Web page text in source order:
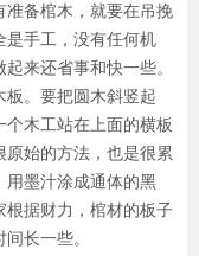
准备棺木，就要在吊挽
是手工，没有任何机
来还省事和快一些。
。要把圆木斜竖起
木工站在上面的横板
原始的方法，也是很累
用墨汁涂成通体的黑
根据财力，棺材的板子
长一些。